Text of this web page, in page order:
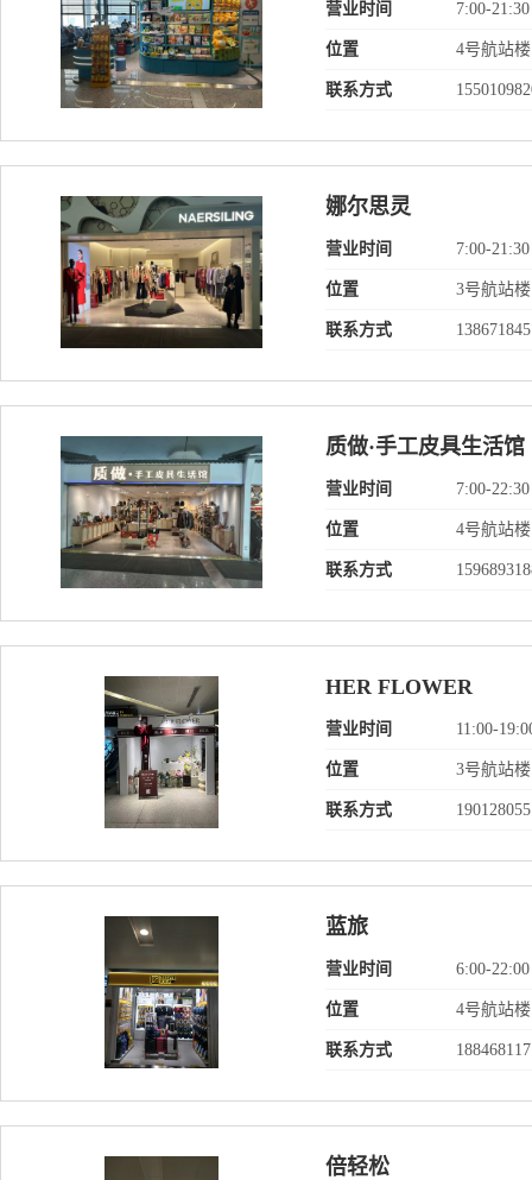
营业时间 7:00-21:30
位置 4号航站
联系方式
娜尔思灵
营业时间 7:00-21:30
位置 3号航站
联系方式
质做·手工皮具生活馆
营业时间 7:00-22:30
位置 4号航站
联系方式
HER FLOWER
营业时间 11:00-
位置 3号航站
联系方式
蓝旅
营业时间 6:00-22:00
位置 4号航站
联系方式
倍轻松